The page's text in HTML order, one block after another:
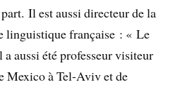
Il est aussi directeur de la
linguistique française : « Le
aussi été professeur visiteur
Mexico à Tel-Aviv et de